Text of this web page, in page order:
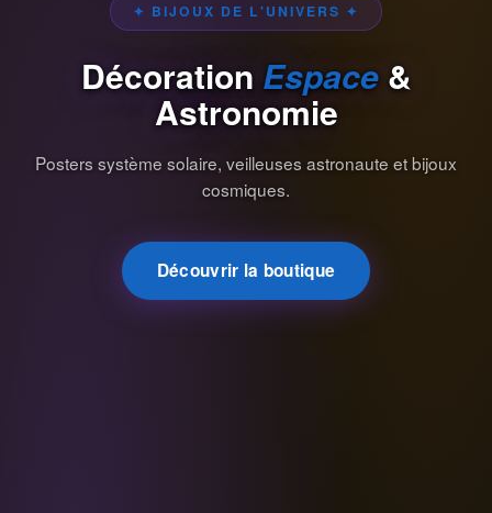
✦ BIJOUX DE L'UNIVERS ✦
Décoration Espace&
Astronomie
Posters système solaire, veilleuses astronaute et bijoux
cosmiques.
Découvrir la boutique